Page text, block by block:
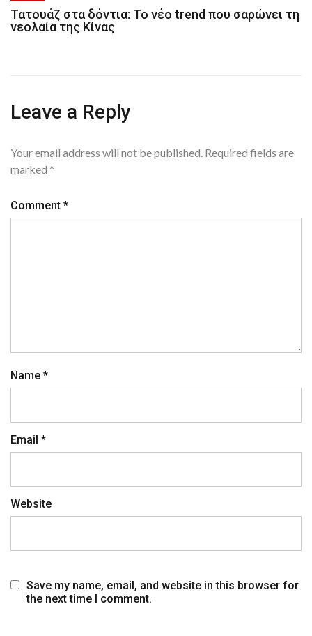
Τατουάζ στα δόντια: Το νέο trend που σαρώνει τη
νεολαία της Κίνας
Leave a Reply
Your email address will not be published. Required fields are
marked *
Comment *
Name *
Email *
Website
Save my name, email, and website in this browser for
the next time I comment.